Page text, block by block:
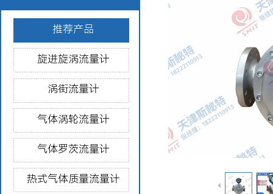
推荐产品
旋进旋涡流量计
涡街流量计
气体涡轮流量计
气体罗茨流量计
热式气体质量流量计